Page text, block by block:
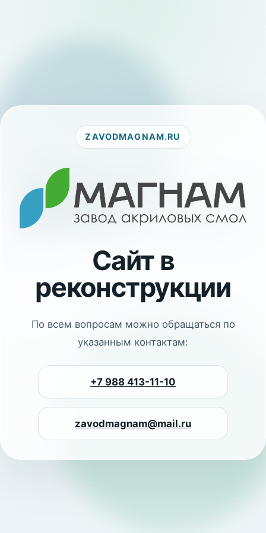
ZAVODMAGNAM.RU
Сайт в
реконструкции
По всем вопросам можно обращаться по
указанным контактам:
+7 988 413-11-10
zavodmagnam@mail.ru